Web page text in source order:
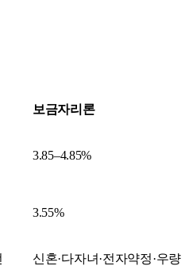
보금자리론
3.85–4.85%
3.55%
신혼·다자녀·전자약정·우량